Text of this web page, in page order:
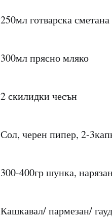
250мл готварска сметана
300мл прясно мляко
2 скилидки чесън
Сол, черен пипер, 2-
300-400гр шунка,
Кашкавал/ пармезан/